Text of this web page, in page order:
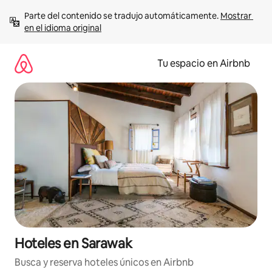
contenido
Parte del contenido se tradujo automáticamente. Mostrar
en el idioma original
Tu espacio en Airbnb
Hoteles en Sarawak
Busca y reserva hoteles únicos en Airbnb